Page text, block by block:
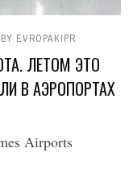
BY EVROPAKIPR
ЛЕТОМ ЭТО
В АЭРОПОРТАХ
Airports